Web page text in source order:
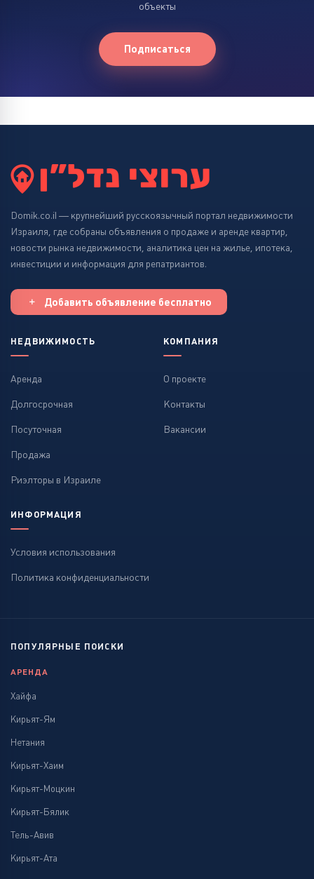
объекты
Подписаться
Domik.co.il — крупнейший русскоязычный портал недвижимости
Израиля, где собраны объявления о продаже и аренде квартир,
новости рынка недвижимости, аналитика цен на жилье, ипотека,
инвестиции и информация для репатриантов.
Добавить объявление бесплатно
НЕДВИЖИМОСТЬ
Аренда
Долгосрочная
Посуточная
Продажа
Риэлторы в Израиле
КОМПАНИЯ
О проекте
Контакты
Вакансии
ИНФОРМАЦИЯ
Условия использования
Политика конфиденциальности
ПОПУЛЯРНЫЕ ПОИСКИ
АРЕНДА
Хайфа
Кирьят-Ям
Нетания
Кирьят-Хаим
Кирьят-Моцкин
Кирьят-Бялик
Тель-Авив
Кирьят-Ата